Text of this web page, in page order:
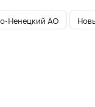
Ненецкий АО